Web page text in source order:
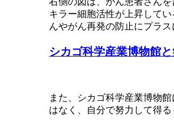
キラー細胞活性が上昇して
んやがん再発の防止にプラス
シカゴ科学産業博物館
また、シカゴ科学産業博物
はなく、自分で努力して得